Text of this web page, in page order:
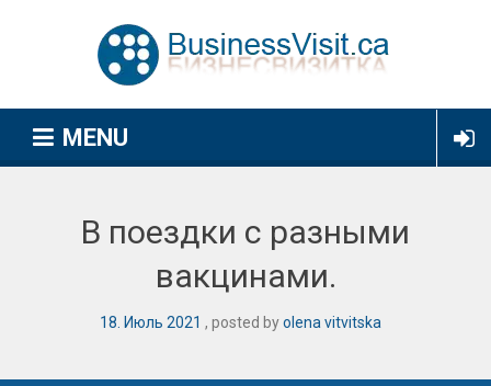
MENU
В поездки с разными
вакцинами.
18 Июль 2021 posted byolena vitvitska